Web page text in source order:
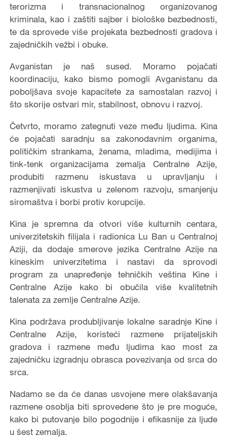
terorizma i transnacionalnog organizovanog
kriminala, kao i zaštiti sajber i biološke bezbednosti,
te da sprovede više projekata bezbednosti gradova i
zajedničkih vežbi i obuke.
Avganistan je naš sused. Moramo pojačati
koordinaciju, kako bismo pomogli Avganistanu da
poboljšava svoje kapacitete za samostalan razvoj i
što skorije ostvari mir, stabilnost, obnovu i razvoj.
Četvrto, moramo zategnuti veze među ljudima. Kina
će pojačati saradnju sa zakonodavnim organima,
političkim strankama, ženama, mladima, medijima i
tink-tenk organizacijama zemalja Centralne Azije,
produbiti razmenu iskustava u upravljanju i
razmenjivati iskustva u zelenom razvoju, smanjenju
siromaštva i borbi protiv korupcije.
Kina je spremna da otvori više kulturnih centara,
univerzitetskih filijala i radionica Lu Ban u Centralnoj
Aziji, da dodaje smerove jezika Centralne Azije na
kineskim univerzitetima i nastavi da sprovodi
program za unapređenje tehničkih veština Kine i
Centralne Azije kako bi obučila više kvalitetnih
talenata za zemlje Centralne Azije.
Kina podržava produbljivanje lokalne saradnje Kine i
Centralne Azije, koristeći razmene prijateljskih
gradova i razmene među ljudima kao most za
zajedničku izgradnju obrasca povezivanja od srca do
srca.
Nadamo se da će danas usvojene mere olakšavanja
razmene osoblja biti sprovedene što je pre moguće,
kako bi putovanje bilo pogodnije i efikasnije za ljude
u šest zemalja.